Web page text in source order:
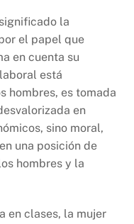
la
el papel que
en cuenta su
está
hombres, es tomada
en
sino moral,
una posición de
hombres y la
en clases, la mujer